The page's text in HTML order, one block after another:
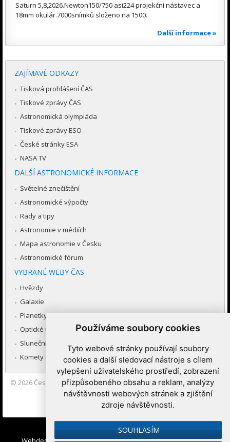
Používáme soubory cookies
Tyto webové stránky používají soubory
cookies a další sledovací nástroje s cílem
vylepšení uživatelského prostředí, zobrazení
přizpůsobeného obsahu a reklam, analýzy
návštěvnosti webových stránek a zjištění
zdroje návštěvnosti.
SOUHLASÍM
Saturn 5,8,2026.Newton150/750 asi224 projekční nástavec a
18mm okulár.7000snímků složeno na 1500.
Další informace »
ZAJÍMAVÉ ODKAZY
Tisková prohlášení ČAS
Tiskové zprávy ČAS
Astronomická olympiáda
Tiskové zprávy ESO
České stránky ESA
NASA TV
DALŠÍ ASTRONOMICKÉ INFORMACE
Světelné znečištění
Astronomické výpočty
Rady a tipy
Astronomie v médiích
Mapa astronomie v Česku
Astronomické fórum
VYBRANÉ WEBY ČAS
Hvězdy
Galaxie
Planetky
Optické úkazy v atmosféře
Sluneční soustava
Komety a meteory
© 2026 Česká astronomická společnost|Hvězdárna a planetárium
Brno spolupracuje se serverem Astro.cz